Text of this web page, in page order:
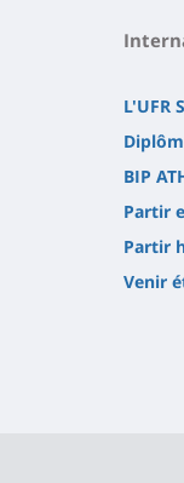
L'UFR
BIP
Partir
Partir
Venir